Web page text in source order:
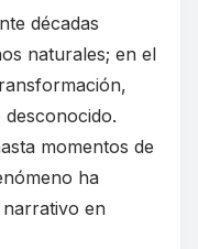
décadas
naturales; en el
momentos de
ha
en